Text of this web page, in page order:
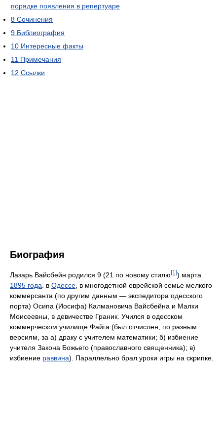
порядке появления в репертуаре
8 Сочинения
9 Библиография
10 Интересные факты
11 Примечания
12 Ссылки
Биография
Лазарь Вайсбейн родился 9 (21 по новому стилю[1]) марта
1895 года . в Одессе , в многодетной еврейской семье мелкого
коммерсанта (по другим данным — экспедитора одесского
порта) Осипа (Иосифа) Калмановича Вайсбейна и Малки
Моисеевны, в девичестве Граник. Учился в одесском
коммерческом училище Файга (был отчислен, по разным
версиям, за а) драку с учителем математики; б) избиение
учителя Закона Божьего (православного священника); в)
избиение раввина). Параллельно брал уроки игры на скрипке.